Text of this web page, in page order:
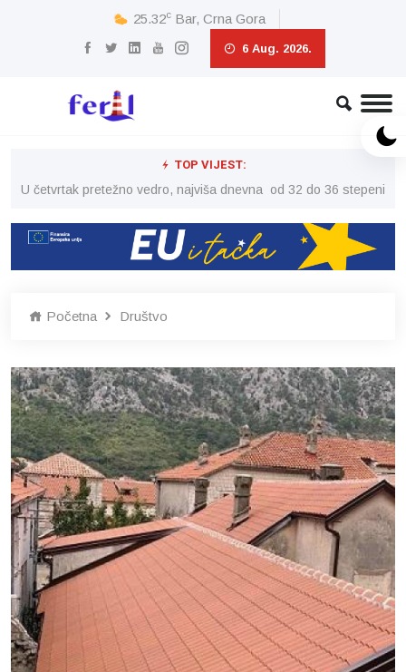
25.32c Bar, Crna Gora
6 Aug. 2026.
TOP VIJEST:
U četvrtak pretežno vedro, najviša dnevna od 32 do 36 stepeni
Početna Društvo